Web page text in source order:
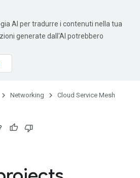
AI per tradurre i contenuti nella tua
generate dall'AI potrebbero
Networking
Cloud Service Mesh